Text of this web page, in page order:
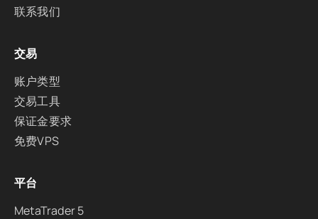
联系我们
交易
账户类型
交易工具
保证金要求
免费VPS
平台
MetaTrader 5